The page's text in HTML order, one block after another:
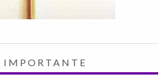
IMPORTANTE